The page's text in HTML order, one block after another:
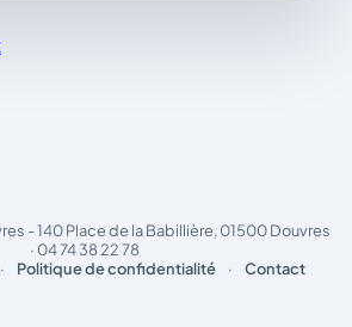
- 140 Place de la Babillière, 01500 Douvres
· 04 74 38 22 78
· Politique de confidentialité · Contact